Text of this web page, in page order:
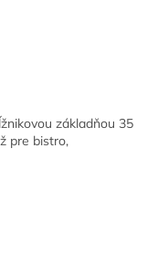
základňou 35
pre bistro,